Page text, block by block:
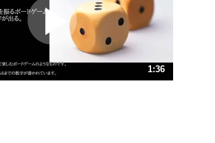
ポジティブになれない原因は、行動
しないから。
ポジティブ思考になる30の方法
ストレス対策
人生、なんとかなるもの。
1:36